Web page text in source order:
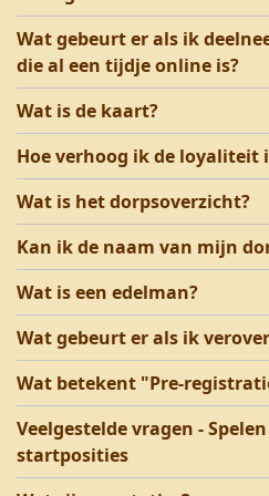
Wat gebeurt er als ik
die al een tijdje online is?
Wat is de kaart?
Hoe verhoog ik de loyaliteit
Wat is het dorpsoverzicht?
Kan ik de naam van mijn
Wat is een edelman?
Wat gebeurt er als ik
Wat betekent "Pre-
Veelgestelde vragen -
startposities